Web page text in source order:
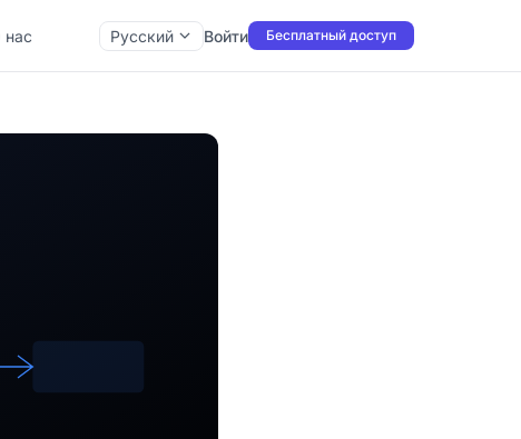
Русский Войти Бесплатный доступ